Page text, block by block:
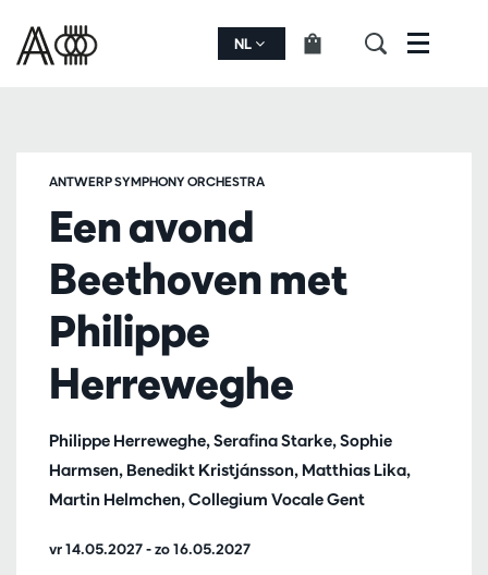
NL Menu
Een avond
Beethoven met
Philippe
Herreweghe
Philippe Herreweghe, Serafina Starke, Sophie
Harmsen, Benedikt Kristjánsson, Matthias Lika,
Martin Helmchen, Collegium Vocale Gent
ANTWERP SYMPHONY ORCHESTRA
vr 14.05.2027-zo 16.05.2027